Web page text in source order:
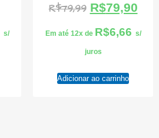
s/
R$79,99 R$79,90
Em até 12x de R$6,66 s/
juros
Adicionar ao carrinho